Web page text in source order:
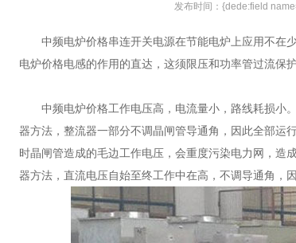
发布时间：{dede:field
中频电炉价格串连开关电源在节能电炉上应用不在少
电炉价格电感的作用的直达，这须限压和功率管过流保
中频电炉价格工作电压高，电流量小，路线耗损小。
器方法，整流器一部分不调晶闸管导通角，因此全部运
时晶闸管造成的毛边工作电压，会重度污染电力网，造
器方法，直流电压自始至终工作中在高，不调导通角，